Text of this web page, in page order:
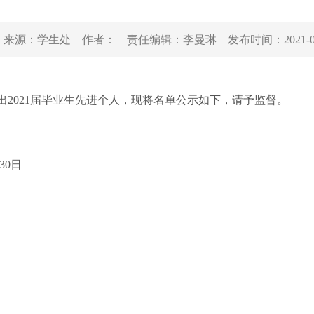
来源： 学生处 作者： 责任编辑： 李曼琳 发布时间： 2021-
届毕业生先进个人，现将名单公示如下，请予监督。
日